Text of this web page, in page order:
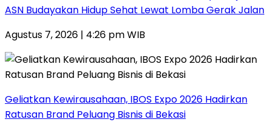
ASN Budayakan Hidup Sehat Lewat Lomba Gerak Jalan
Agustus 7, 2026 | 4:26 pm WIB
‎Geliatkan Kewirausahaan, IBOS Expo 2026 Hadirkan
Ratusan Brand Peluang Bisnis di Bekasi